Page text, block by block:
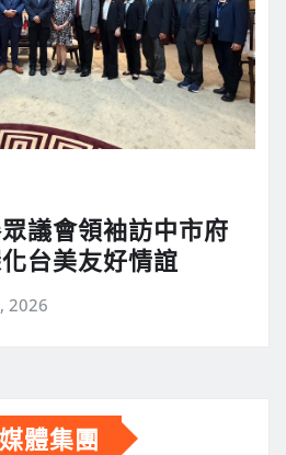
議會領袖訪中市府
台美友好情誼
2026
體集團